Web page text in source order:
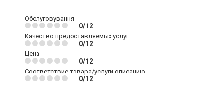
Обслуговування
0/12
Качество предоставляемых услуг
0/12
Цена
0/12
Соответствие товара/услуги описанию
0/12